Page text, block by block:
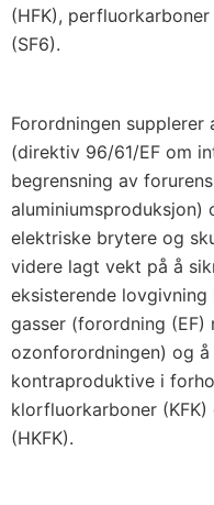
(HFK),
(SF6).
Forordningen supplerer
(direktiv 96/61/EF om
begrensning av
aluminiumsproduksjon)
elektriske brytere og
videre lagt vekt på å
eksisterende
gasser (forordning (EF)
ozonforordningen) og
kontraproduktive i
klorfluorkarboner
(HKFK).